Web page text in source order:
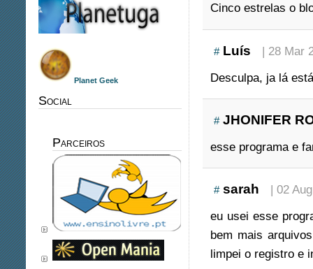
Cinco estrelas o
# Luís
| 28 Mar
Desculpa, ja lá está
# JHONIFER
esse programa e
# sarah
| 02
eu usei esse
bem mais
limpei o registro e
Planet Geek
Social
Parceiros